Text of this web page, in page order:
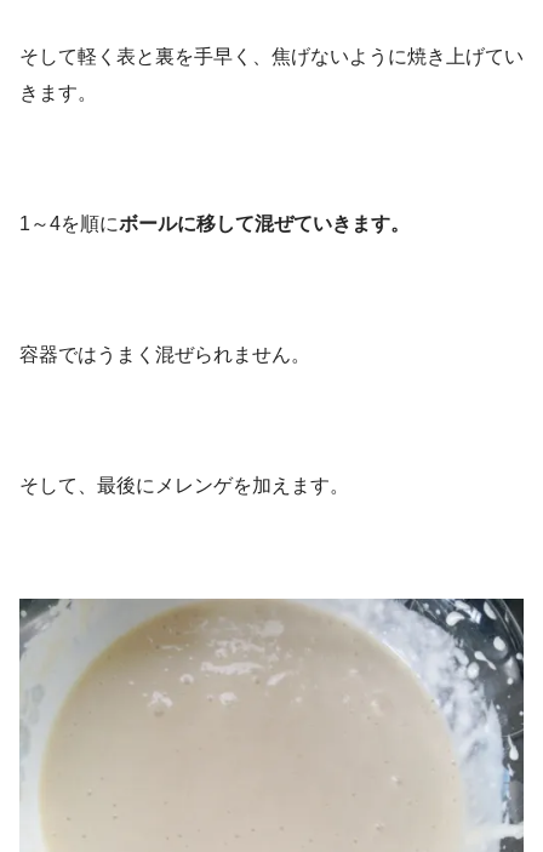
そして軽く表と裏を手早く、焦げないように焼き上げてい
きます。
1～4を順にボールに移して混ぜていきます。
容器ではうまく混ぜられません。
そして、最後にメレンゲを加えます。